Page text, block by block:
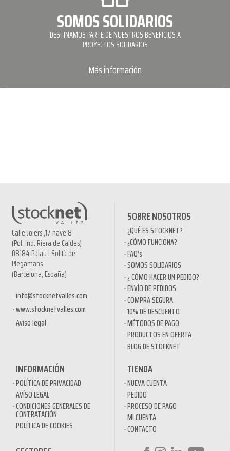
SOMOS SOLIDARIOS
DESTINAMOS PARTE DE NUESTROS BENEFICIOS A
PROYECTOS SOLIDARIOS
Más información
Calle Joiers ,17 nave 8
(Pol. Ind. Riera de Caldes)
08184 Palau i Solità de
Plegamans
(Barcelona, España)
info@stocknetvalles.com
www.stocknetvalles.com
Aviso legal
SOBRE NOSOTROS
¿QUÉ ES STOCKNET?
¿CÓMO FUNCIONA?
FAQ’s
SOMOS SOLIDARIOS
¿ CÓMO HACER UN PEDIDO?
ENVÍO DE PEDIDOS
COMPRA SEGURA
10% DE DESCUENTO
MÉTODOS DE PAGO
PRODUCTOS EN OFERTA
BLOG DE STOCKNET
INFORMACIÓN
POLÍTICA DE PRIVACIDAD
AVÍSO LEGAL
CONDICIONES GENERALES DE
CONTRATACIÓN
POLÍTICA DE COOKIES
TIENDA
NUEVA CUENTA
PEDIDO
PROCESO DE PAGO
MI CUENTA
CONTACTO